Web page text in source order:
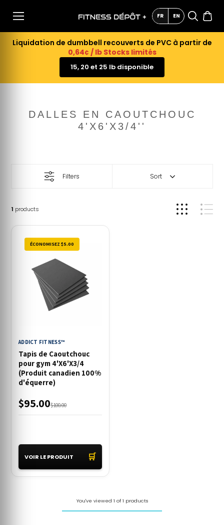
CONTE
NU FR EN
Liquidation de dumbbell recouverts de PVC à partir de
0,64¢ / lb Stocks limités
15, 20 et 25 lb disponible
DALLES EN CAOUTCHOUC
4'X6'X3/4''
Filters Sort
1 products
ÉCONOMISEZ $5.00
ADDICT FITNESS™
Tapis de Caoutchouc
pour gym 4'X6'X3/4
(Produit canadien 100%
d'équerre)
$100.00
$95.00
VOIR LE PRODUIT 🛒
You've viewed 1 of 1 products